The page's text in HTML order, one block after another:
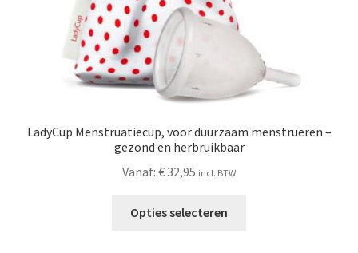
LadyCup Menstruatiecup, voor duurzaam menstrueren –
gezond en herbruikbaar
Vanaf: €32,95 incl. BTW
Opties selecteren